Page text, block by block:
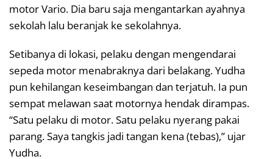
motor Vario. Dia baru saja mengantarkan ayahnya
sekolah lalu beranjak ke sekolahnya.
Setibanya di lokasi, pelaku dengan mengendarai
sepeda motor menabraknya dari belakang. Yudha
pun kehilangan keseimbangan dan terjatuh. Ia pun
sempat melawan saat motornya hendak dirampas.
“Satu pelaku di motor. Satu pelaku nyerang pakai
parang. Saya tangkis jadi tangan kena (tebas),” ujar
Yudha.